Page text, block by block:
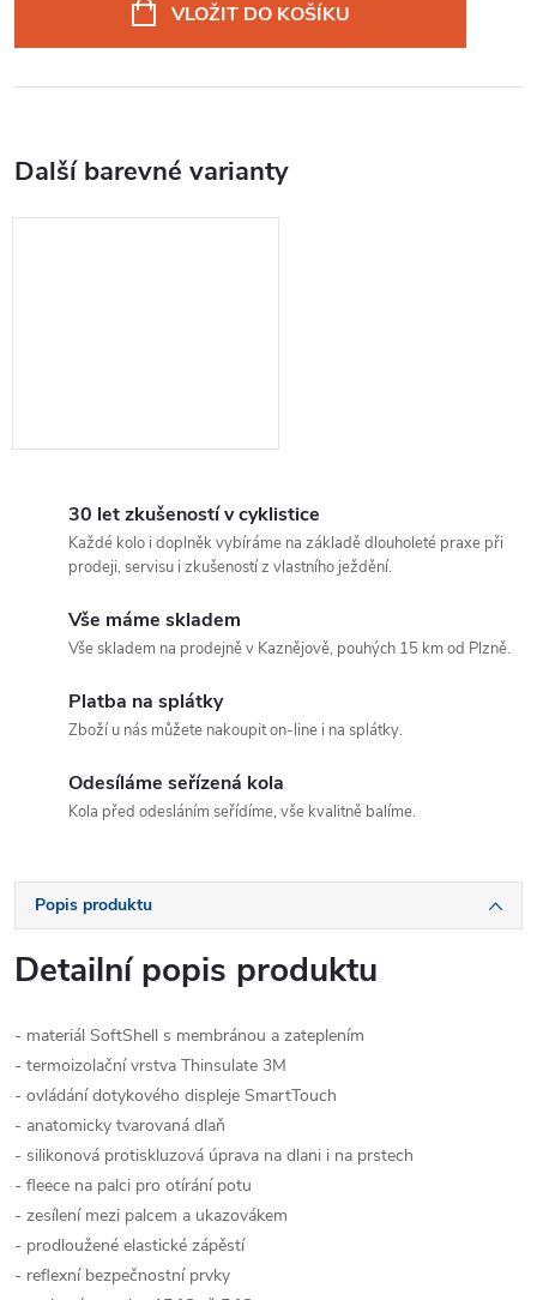
VLOŽIT DO KOŠÍKU
30 let zkušeností v cyklistice
Každé kolo i doplněk vybíráme na základě dlouholeté praxe při
prodeji, servisu i zkušeností z vlastního ježdění.
Vše máme skladem
Vše skladem na prodejně v Kaznějově, pouhých 15 km od Plzně.
Platba na splátky
Zboží u nás můžete nakoupit on-line i na splátky.
Odesíláme seřízená kola
Kola před odesláním seřídíme, vše kvalitně balíme.
Popis produktu
Detailní popis produktu
- materiál SoftShell s membránou a zateplením
- termoizolační vrstva Thinsulate 3M
- ovládání dotykového displeje SmartTouch
- anatomicky tvarovaná dlaň
- silikonová protiskluzová úprava na dlani i na prstech
- fleece na palci pro otírání potu
- zesílení mezi palcem a ukazovákem
- prodloužené elastické zápěstí
- reflexní bezpečnostní prvky